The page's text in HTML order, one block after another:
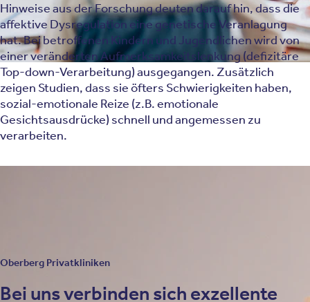
Hinweise aus der Forschung deuten darauf hin, dass die
affektive Dysregulation eine genetische Veranlagung
hat. Bei betroffenen Kindern und Jugendlichen wird von
einer veränderten Aufmerksamkeitslenkung (defizitäre
Top-down-Verarbeitung) ausgegangen. Zusätzlich
zeigen Studien, dass sie öfters Schwierigkeiten haben,
sozial-emotionale Reize (z.B. emotionale
Gesichtsausdrücke) schnell und angemessen zu
verarbeiten.
Oberberg Privatkliniken
Bei uns verbinden sich exzellente